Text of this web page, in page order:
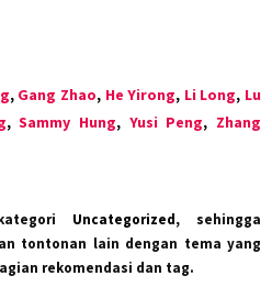
, Gang Zhao, He Yirong, Li Long, Lu
,Sammy Hung, Yusi Peng, Zhang
Uncategorized, sehingga
tontonan lain dengan tema yang
rekomendasi dan tag.